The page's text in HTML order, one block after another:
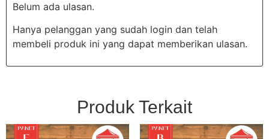
Belum ada ulasan.
Hanya pelanggan yang sudah login dan telah
membeli produk ini yang dapat memberikan ulasan.
Produk Terkait